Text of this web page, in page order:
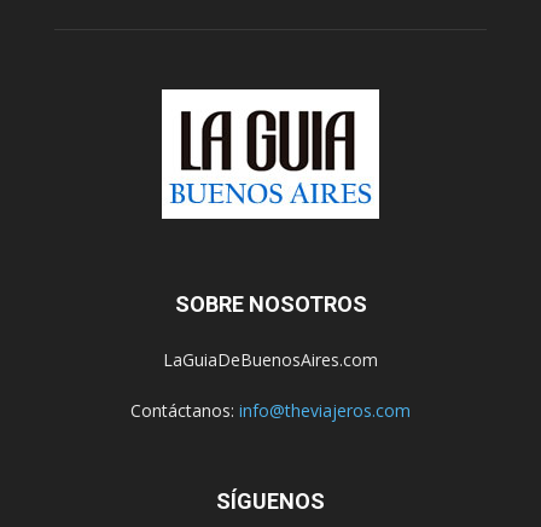
SOBRE NOSOTROS
LaGuiaDeBuenosAires.com
Contáctanos: info@theviajeros.com
SÍGUENOS